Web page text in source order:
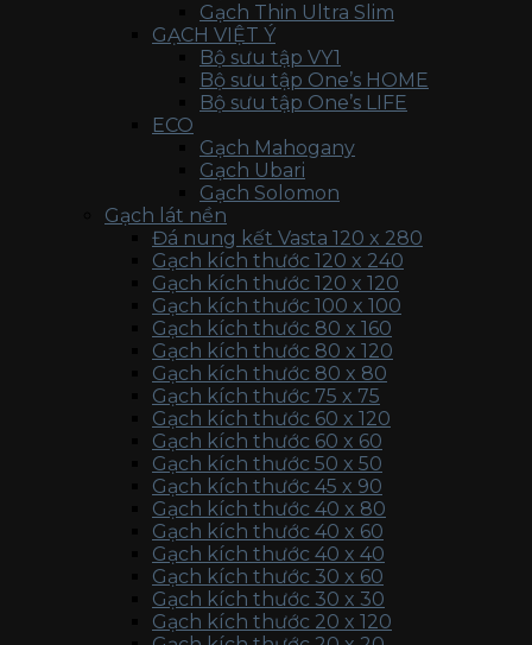
Gạch Thin Ultra Slim
GẠCH VIỆT Ý
Bộ sưu tập VY1
Bộ sưu tập One’s HOME
Bộ sưu tập One’s LIFE
ECO
Gạch Mahogany
Gạch Ubari
Gạch Solomon
Gạch lát nền
Đá nung kết Vasta 120 x 280
Gạch kích thước 120 x 240
Gạch kích thước 120 x 120
Gạch kích thước 100 x 100
Gạch kích thước 80 x 160
Gạch kích thước 80 x 120
Gạch kích thước 80 x 80
Gạch kích thước 75 x 75
Gạch kích thước 60 x 120
Gạch kích thước 60 x 60
Gạch kích thước 50 x 50
Gạch kích thước 45 x 90
Gạch kích thước 40 x 80
Gạch kích thước 40 x 60
Gạch kích thước 40 x 40
Gạch kích thước 30 x 60
Gạch kích thước 30 x 30
Gạch kích thước 20 x 120